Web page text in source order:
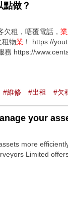
點做？
欠租，唔覆電話，
租物業 ！ https://
https://
#維修 #出租 #欠
your
more
Limited